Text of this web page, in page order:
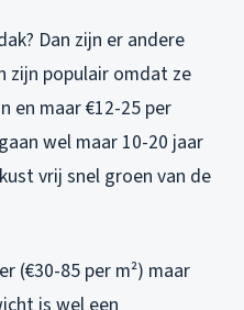
Dan zijn er andere
zijn populair omdat ze
en maar €12-25 per
wel maar 10-20 jaar
vrij snel groen van de
(€30-85 per m²) maar